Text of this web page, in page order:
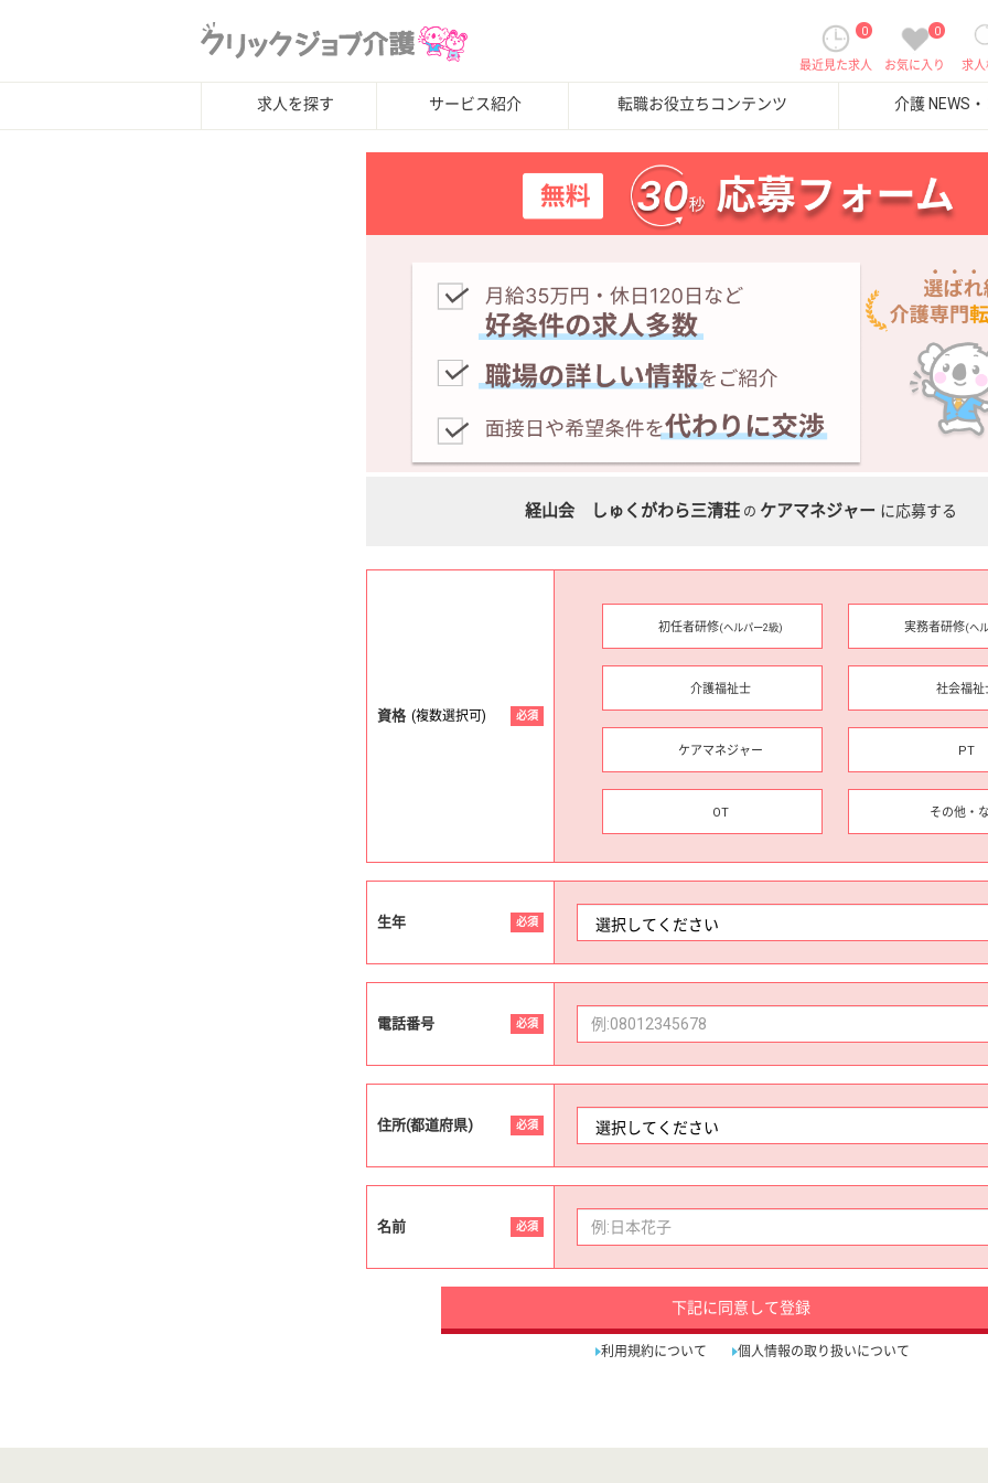
求
0
お気に入り
0
最近見た求人
求人を探す サービス紹介 転職お役立ちコンテンツ 介護 NEWS
経山会 しゅくがわら三清荘 の ケアマネジャー に応募する
資格 (複数選択可) 必須
初任者研修(ヘルパー2級) 実務者研修(ヘ
介護福祉士 社会福祉
ケアマネジャー PT
OT その他・
生年 必須
電話番号 必須
住所(都道府県) 必須
名前 必須
下記に同意して登録
利用規約について 個人情報の取り扱いについて